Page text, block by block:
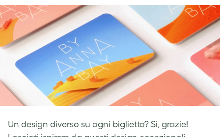
Facebook
LinkedInTwitter
Un design diverso su ogni biglietto? Sì, grazie!